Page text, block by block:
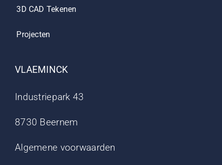
3D CAD Tekenen
Projecten
VLAEMINCK
Industriepark 43
8730 Beernem
Algemene voorwaarden